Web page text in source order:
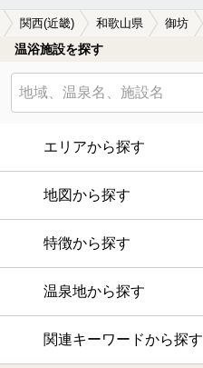
関西(近畿) 和歌山県 御坊
温浴施設を探す
エリアから探す
地図から探す
特徴から探す
温泉地から探す
関連キーワードから探す